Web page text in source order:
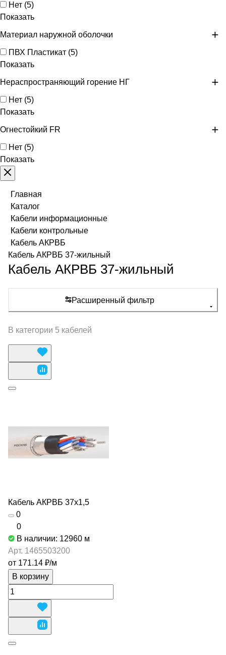
Нет (5)
Показать
Материал наружной оболочки
ПВХ Пластикат (5)
Показать
Нераспространяющий горение НГ
Нет (5)
Показать
Огнестойкий FR
Нет (5)
Показать
Главная
Каталог
Кабели информационные
Кабели контрольные
Кабель АКРВБ
Кабель АКРВБ 37-жильный
Кабель АКРВБ 37-жильный
Расширенный фильтр
В категории 5 кабелей
Кабель АКРВБ 37х1,5
0
0
В наличии: 12960 м
Арт. 1465503200
от 171.14 ₽/м
В корзину